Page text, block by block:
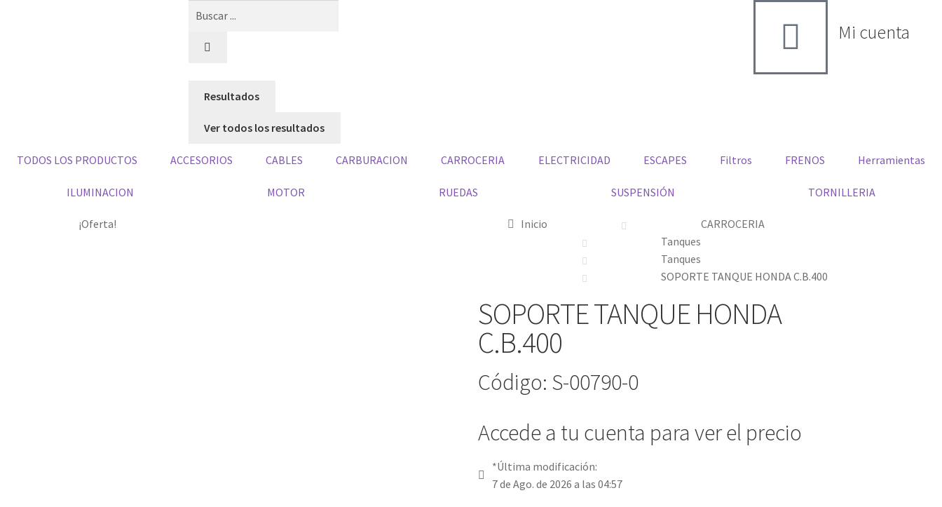
Resultados
Ver todos los resultados
Mi cuenta
TODOS LOS PRODUCTOS ACCESORIOS CABLES CARBURACION CARROCERIA ELECTRICIDAD ESCAPES Filtros FRENOS Herramientas
ILUMINACION MOTOR RUEDAS SUSPENSIÓN TORNILLERIA
¡Oferta! Inicio
CARROCERIA
Tanques
Tanques
SOPORTE TANQUE HONDA C.B.400
SOPORTE TANQUE HONDA
C.B.400
Código: S-00790-0
Accede a tu cuenta para ver el precio
*Última modificación:
7 de Ago. de 2026 a las 04:57